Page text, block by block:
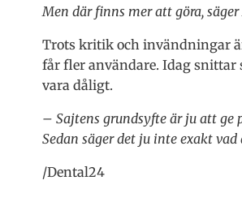
Men där finns mer att göra,
Trots kritik och invändningar
får fler användare. Idag snittar
vara dåligt.
– Sajtens grundsyfte är ju att
Sedan säger det ju inte exakt
/Dental24